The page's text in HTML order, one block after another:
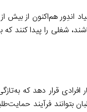
شغلی را پیدا کنند که
قرار دهد که
بتوانند فرآیند